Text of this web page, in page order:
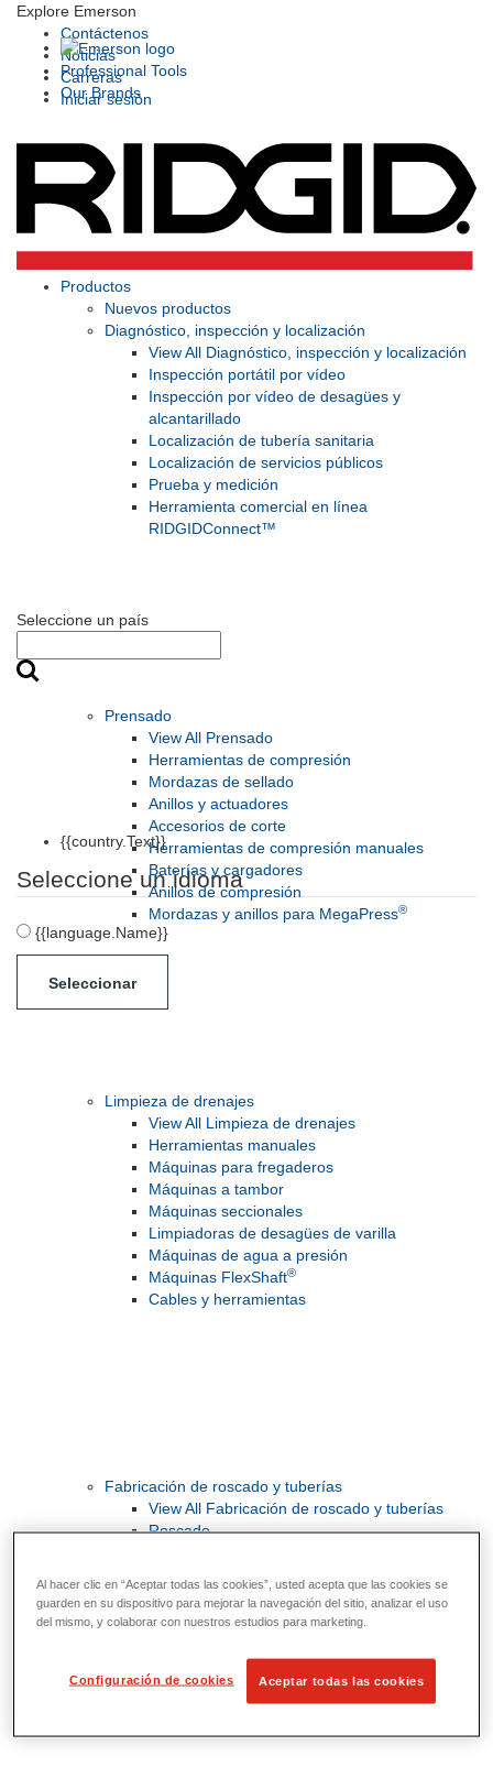
Explore Emerson
Professional Tools
Our Brands
Contáctenos
Noticias
Carreras
Iniciar sesión
Seleccione un país
{{country.Text}}
Seleccione un idioma
{{language.Name}}
Seleccionar
Productos
Nuevos productos
Diagnóstico, inspección y localización
View All Diagnóstico, inspección y localización
Inspección portátil por vídeo
Inspección por vídeo de desagües y
alcantarillado
Localización de tubería sanitaria
Localización de servicios públicos
Prueba y medición
Herramienta comercial en línea
RIDGIDConnect™
Prensado
View All Prensado
Herramientas de compresión
Mordazas de sellado
Anillos y actuadores
Accesorios de corte
Herramientas de compresión manuales
Baterías y cargadores
Anillos de compresión
Mordazas y anillos para MegaPress®
Limpieza de drenajes
View All Limpieza de drenajes
Herramientas manuales
Máquinas para fregaderos
Máquinas a tambor
Máquinas seccionales
Limpiadoras de desagües de varilla
Máquinas de agua a presión
Máquinas FlexShaft®
Cables y herramientas
Fabricación de roscado y tuberías
View All Fabricación de roscado y tuberías
Roscado
Prensas y soportes de tornillo para tubos
Corte y fabricación de tubos
Al hacer clic en “Aceptar todas las cookies”, usted acepta que las cookies se
guarden en su dispositivo para mejorar la navegación del sitio, analizar el uso
del mismo, y colaborar con nuestros estudios para marketing.
Configuración de cookies Aceptar todas las cookies